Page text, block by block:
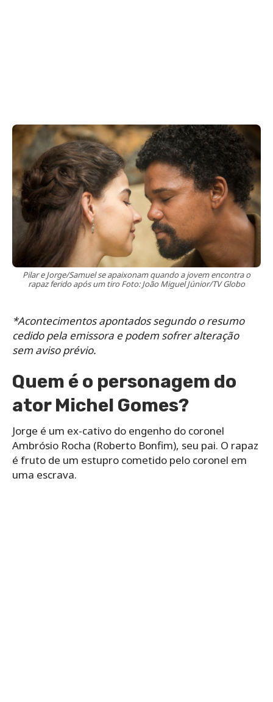
Pilar e Jorge/Samuel se apaixonam quando a jovem encontra o
rapaz ferido após um tiro Foto: João Miguel Júnior/TV Globo
*Acontecimentos apontados segundo o resumo
cedido pela emissora e podem sofrer alteração
sem aviso prévio.
Quem é o personagem do
ator Michel Gomes?
Jorge é um ex-cativo do engenho do coronel
Ambrósio Rocha (Roberto Bonfim), seu pai. O rapaz
é fruto de um estupro cometido pelo coronel em
uma escrava.